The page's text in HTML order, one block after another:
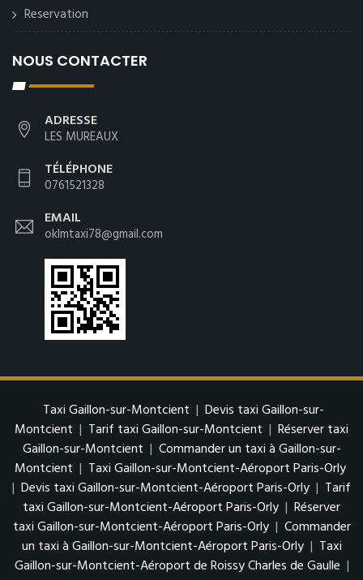
Reservation
NOUS CONTACTER
ADRESSE
LES MUREAUX
TÉLÉPHONE
0761521328
EMAIL
oklmtaxi78@gmail.com
Taxi Gaillon-sur-Montcient | Devis taxi Gaillon-sur-
Montcient | Tarif taxi Gaillon-sur-Montcient | Réserver taxi
Gaillon-sur-Montcient | Commander un taxi à Gaillon-sur-
Montcient | Taxi Gaillon-sur-Montcient-Aéroport Paris-Orly
| Devis taxi Gaillon-sur-Montcient-Aéroport Paris-Orly | Tarif
taxi Gaillon-sur-Montcient-Aéroport Paris-Orly | Réserver
taxi Gaillon-sur-Montcient-Aéroport Paris-Orly | Commander
un taxi à Gaillon-sur-Montcient-Aéroport Paris-Orly | Taxi
Gaillon-sur-Montcient-Aéroport de Roissy Charles de Gaulle |